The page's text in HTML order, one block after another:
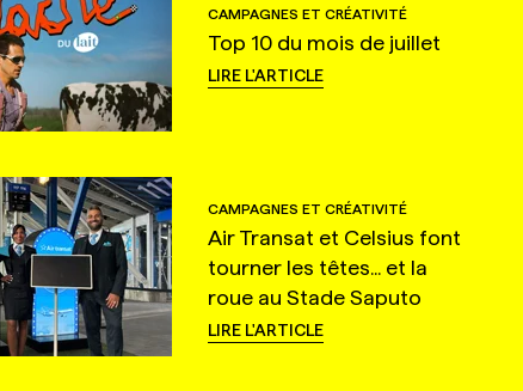
CAMPAGNES ET CRÉATIVITÉ
Top 10 du mois de juillet
LIRE L'ARTICLE
CAMPAGNES ET CRÉATIVITÉ
Air Transat et Celsius font
tourner les têtes... et la
roue au Stade Saputo
LIRE L'ARTICLE